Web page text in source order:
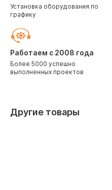
Установка оборудования по
графику
Работаем с 2008 года
Более 5000 успешно
выполненных проектов
Другие товары